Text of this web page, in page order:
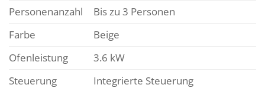
Personenanzahl
Bis zu 3 Personen
Farbe
Beige
Ofenleistung
3.6 kW
Steuerung
Integrierte Steuerung